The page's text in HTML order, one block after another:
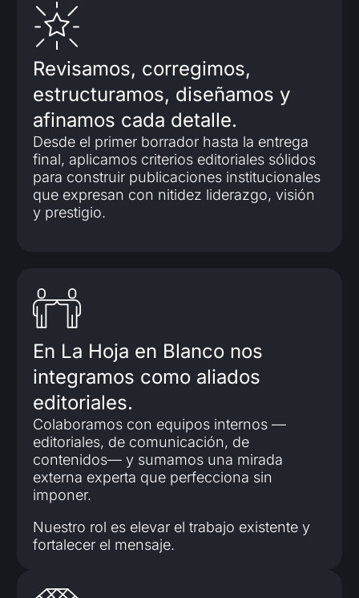
Revisamos, corregimos,
estructuramos, diseñamos y
afinamos cada detalle.
Desde el primer borrador hasta la entrega
final, aplicamos criterios editoriales sólidos
para construir publicaciones institucionales
que expresan con nitidez liderazgo, visión
y prestigio.
En La Hoja en Blanco nos
integramos como aliados
editoriales.
Colaboramos con equipos internos —
editoriales, de comunicación, de
contenidos— y sumamos una mirada
externa experta que perfecciona sin
imponer.
Nuestro rol es elevar el trabajo existente y
fortalecer el mensaje.